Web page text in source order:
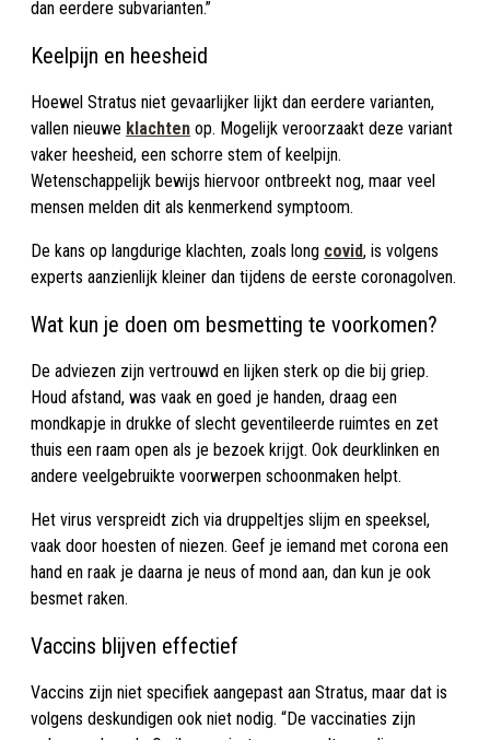
dan eerdere subvarianten.”
Keelpijn en heesheid
Hoewel Stratus niet gevaarlijker lijkt dan eerdere varianten,
vallen nieuwe klachten op. Mogelijk veroorzaakt deze variant
vaker heesheid, een schorre stem of keelpijn.
Wetenschappelijk bewijs hiervoor ontbreekt nog, maar veel
mensen melden dit als kenmerkend symptoom.
De kans op langdurige klachten, zoals long covid, is volgens
experts aanzienlijk kleiner dan tijdens de eerste coronagolven.
Wat kun je doen om besmetting te voorkomen?
De adviezen zijn vertrouwd en lijken sterk op die bij griep.
Houd afstand, was vaak en goed je handen, draag een
mondkapje in drukke of slecht geventileerde ruimtes en zet
thuis een raam open als je bezoek krijgt. Ook deurklinken en
andere veelgebruikte voorwerpen schoonmaken helpt.
Het virus verspreidt zich via druppeltjes slijm en speeksel,
vaak door hoesten of niezen. Geef je iemand met corona een
hand en raak je daarna je neus of mond aan, dan kun je ook
besmet raken.
Vaccins blijven effectief
Vaccins zijn niet specifiek aangepast aan Stratus, maar dat is
volgens deskundigen ook niet nodig. “De vaccinaties zijn